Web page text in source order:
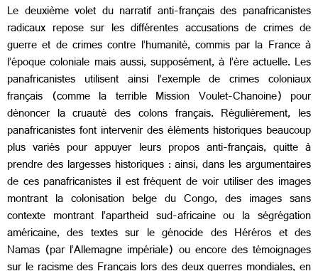
Le deuxième volet du narratif anti-français des panafricanistes
radicaux repose sur les différentes accusations de crimes de
guerre et de crimes contre l’humanité, commis par la France à
l’époque coloniale mais aussi, supposément, à l’ère actuelle. Les
panafricanistes utilisent ainsi l’exemple de crimes coloniaux
français (comme la terrible Mission Voulet-Chanoine) pour
dénoncer la cruauté des colons français. Régulièrement, les
panafricanistes font intervenir des éléments historiques beaucoup
plus variés pour appuyer leurs propos anti-français, quitte à
prendre des largesses historiques : ainsi, dans les argumentaires
de ces panafricanistes il est fréquent de voir utiliser des images
montrant la colonisation belge du Congo, des images sans
contexte montrant l’apartheid sud-africaine ou la ségrégation
américaine, des textes sur le génocide des Héréros et des
Namas (par l’Allemagne impériale) ou encore des témoignages